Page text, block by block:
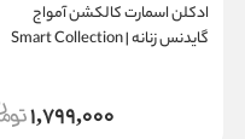
ادکلن اسمارت کالکشن آمواج
گایدنس زنانه | Smart Collection
1,799,000